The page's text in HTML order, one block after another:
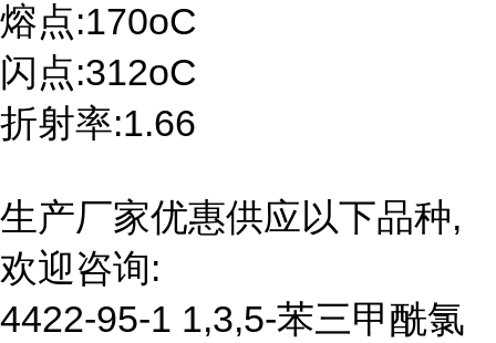
熔点:170oC
闪点:312oC
折射率:1.66
生产厂家优惠供应以下品种,
欢迎咨询:
4422-95-1 1,3,5-苯三甲酰氯